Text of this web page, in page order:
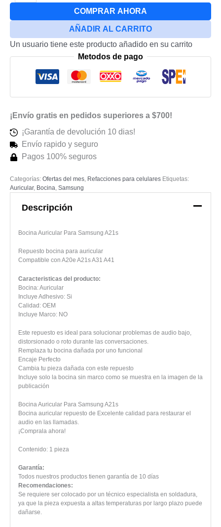
Con
A20e
A21s
COMPRAR AHORA
AÑADIR AL CARRITO
Un usuario tiene este producto añadido en su carrito
Metodos de pago
¡Envío gratis en pedidos superiores a $700!
¡Garantía de devolución 10 dias!
Envío rapido y seguro
Pagos 100% seguros
Categorías: Ofertas del mes, Refacciones para celulares Etiquetas:
Auricular, Bocina, Samsung
Descripción
Bocina Auricular Para Samsung A21s
Repuesto bocina para auricular
Compatible con A20e A21s A31 A41
Caracteristicas del producto:
Bocina: Auricular
Incluye Adhesivo: Si
Calidad: OEM
Incluye Marco: NO
Este repuesto es ideal para solucionar problemas de audio bajo,
distorsionado o roto durante las conversaciones.
Remplaza tu bocina dañada por uno funcional
Encaje Perfecto
Cambia tu pieza dañada con este repuesto
Incluye solo la bocina sin marco como se muestra en la imagen de la
publicación
Bocina Auricular Para Samsung A21s
Bocina auricular repuesto de Excelente calidad para restaurar el
audio en las llamadas.
¡Comprala ahora!
Contenido: 1 pieza
Garantía:
Todos nuestros productos tienen garantía de 10 días
Recomendaciones:
Se requiere ser colocado por un técnico especialista en soldadura,
ya que la pieza expuesta a altas temperaturas por largo plazo puede
dañarse.